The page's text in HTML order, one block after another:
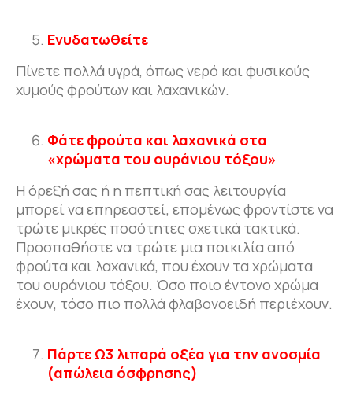
Ενυδατωθείτε
Πίνετε πολλά υγρά, όπως νερό και φυσικούς
χυμούς φρούτων και λαχανικών.
Φάτε φρούτα και λαχανικά στα
«χρώματα του ουράνιου τόξου»
Η όρεξή σας ή η πεπτική σας λειτουργία
μπορεί να επηρεαστεί, επομένως φροντίστε να
τρώτε μικρές ποσότητες σχετικά τακτικά.
Προσπαθήστε να τρώτε μια ποικιλία από
φρούτα και λαχανικά, που έχουν τα χρώματα
του ουράνιου τόξου. Όσο ποιο έντονο χρώμα
έχουν, τόσο πιο πολλά φλαβονοειδή περιέχουν.
Πάρτε Ω3 λιπαρά οξέα για την ανοσμία
(απώλεια όσφρησης)